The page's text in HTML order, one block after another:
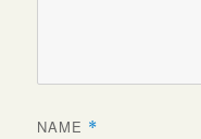
NAME *